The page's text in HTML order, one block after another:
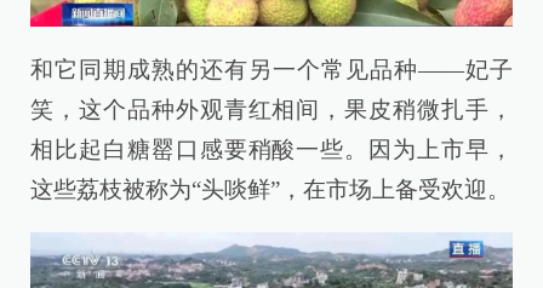
和它同期成熟的还有另一个常见品种——妃子
笑，这个品种外观青红相间，果皮稍微扎手，
相比起白糖罂口感要稍酸一些。因为上市早，
这些荔枝被称为“头啖鲜”，在市场上备受欢迎。